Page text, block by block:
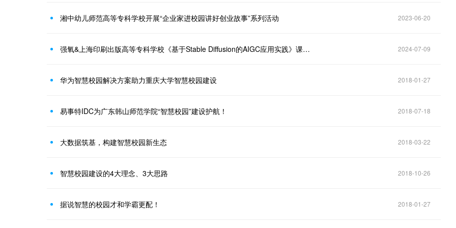
湘中幼儿师范高等专科学校开展“企业家进校园讲好创业故事”系列活动 2023-06-20
强氧&上海印刷出版高等专科学校《基于Stable Diffusion的AIGC应用实践》课程圆满结束 2024-07-09
华为智慧校园解决方案助力重庆大学智慧校园建设 2018-01-27
易事特IDC为广东韩山师范学院“智慧校园”建设护航！ 2018-07-18
大数据筑基，构建智慧校园新生态 2018-03-22
智慧校园建设的4大理念、3大思路 2018-10-26
据说智慧的校园才和学霸更配！ 2018-01-27